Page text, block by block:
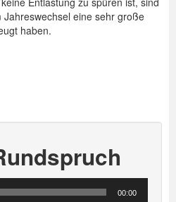
eine sehr große
haben.
00:00